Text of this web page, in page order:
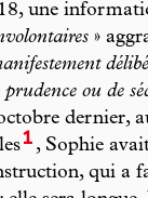
une
»
ou de
dernier,
1 , Sophie
qui a